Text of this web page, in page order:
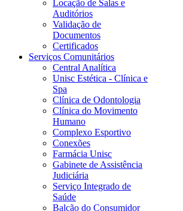
Locação de Salas e
Auditórios
Validação de
Documentos
Certificados
Serviços Comunitários
Central Analítica
Unisc Estética - Clínica e
Spa
Clínica de Odontologia
Clínica do Movimento
Humano
Complexo Esportivo
Conexões
Farmácia Unisc
Gabinete de Assistência
Judiciária
Serviço Integrado de
Saúde
Balcão do Consumidor